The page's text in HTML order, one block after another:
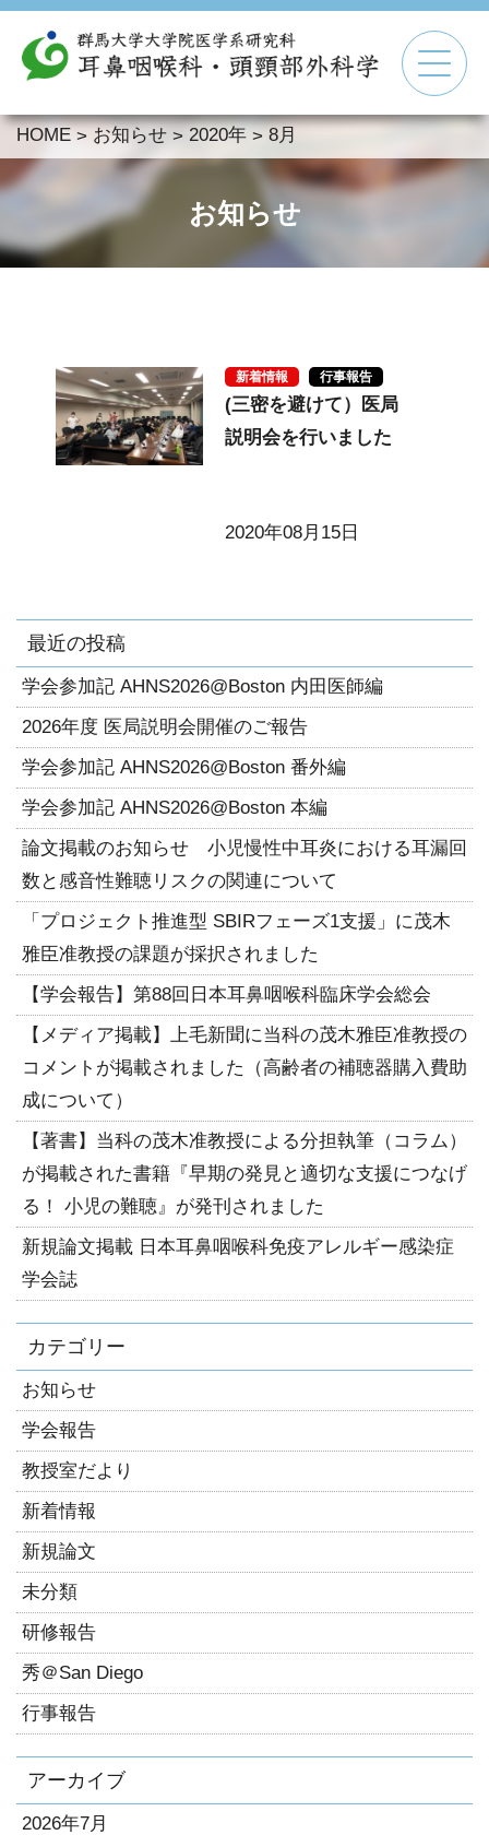
▼
HOME > お知らせ > 2020年 > 8月
お知らせ
新着情報 行事報告
(三密を避けて）医局
説明会を行いました
2020年08月15日
最近の投稿
学会参加記 AHNS2026@Boston 内田医師編
2026年度 医局説明会開催のご報告
学会参加記 AHNS2026@Boston 番外編
学会参加記 AHNS2026@Boston 本編
論文掲載のお知らせ 小児慢性中耳炎における耳漏回
数と感音性難聴リスクの関連について
「プロジェクト推進型 SBIRフェーズ1支援」に茂木
雅臣准教授の課題が採択されました
【学会報告】第88回日本耳鼻咽喉科臨床学会総会
【メディア掲載】上毛新聞に当科の茂木雅臣准教授の
コメントが掲載されました（高齢者の補聴器購入費助
成について）
【著書】当科の茂木准教授による分担執筆（コラム）
が掲載された書籍『早期の発見と適切な支援につなげ
る！ 小児の難聴』が発刊されました
新規論文掲載 日本耳鼻咽喉科免疫アレルギー感染症
学会誌
カテゴリー
お知らせ
学会報告
教授室だより
新着情報
新規論文
未分類
研修報告
秀＠San Diego
行事報告
アーカイブ
2026年7月